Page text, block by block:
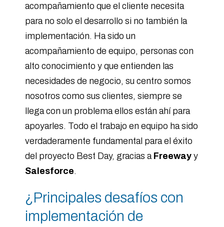
acompañamiento que el cliente necesita
para no solo el desarrollo si no también la
implementación. Ha sido un
acompañamiento de equipo, personas con
alto conocimiento y que entienden las
necesidades de negocio, su centro somos
nosotros como sus clientes, siempre se
llega con un problema ellos están ahí para
apoyarles. Todo el trabajo en equipo ha sido
verdaderamente fundamental para el éxito
del proyecto Best Day, gracias a Freewayy
Salesforce.
¿Principales desafíos con
implementación de